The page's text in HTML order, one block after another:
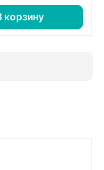
корзину